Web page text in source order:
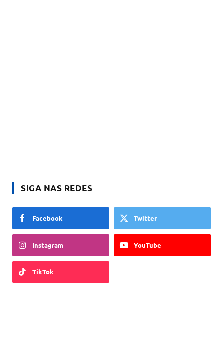
SIGA NAS REDES
Facebook Twitter
Instagram YouTube
TikTok